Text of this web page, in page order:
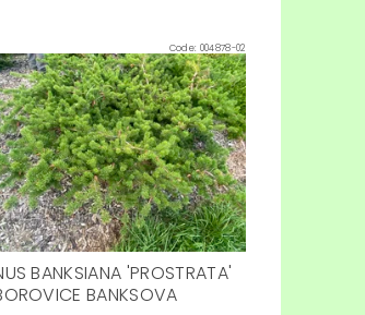
Code: 004878-02
BANKSIANA 'PROSTRATA'
BANKSOVA